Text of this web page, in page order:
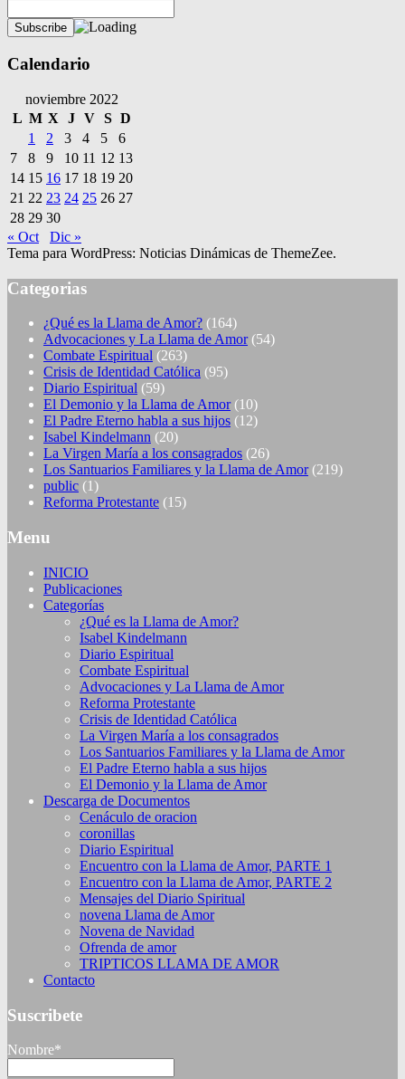
Calendario
noviembre 2022
L M X J V S D
1
2 3 4 5
6
7
8 9 10 11 12 13
14 15 16 17 18 19 20
21 22 23 24 25 26 27
28 29 30
« Oct
Dic »
Tema para WordPress: Noticias Dinámicas de ThemeZee.
Categorias
¿Qué es la Llama de Amor? (164)
Advocaciones y La Llama de Amor(54)
Combate Espiritual (263)
Crisis de Identidad Católica (95)
Diario Espiritual (59)
El Demonio y la Llama de Amor(10)
El Padre Eterno habla a sus hijos (12)
Isabel Kindelmann (20)
La Virgen María a los consagrados (26)
Los Santuarios Familiares y la Llama de Amor(219)
public (1)
Reforma Protestante (15)
Menu
INICIO
Publicaciones
Categorías
¿Qué es la Llama de Amor?
Isabel Kindelmann
Diario Espiritual
Combate Espiritual
Advocaciones y La Llama de Amor
Reforma Protestante
Crisis de Identidad Católica
La Virgen María a los consagrados
Los Santuarios Familiares y la Llama de Amor
El Padre Eterno habla a sus hijos
El Demonio y la Llama de Amor
Descarga de Documentos
Cenáculo de oracion
coronillas
Diario Espiritual
Encuentro con la Llama de Amor, PARTE 1
Encuentro con la Llama de Amor, PARTE 2
Mensajes del Diario Spiritual
novena Llama de Amor
Novena de Navidad
Ofrenda de amor
TRIPTICOS LLAMA DE AMOR
Contacto
Suscribete
Nombre*